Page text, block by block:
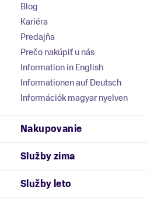
Blog
Kariéra
Predajňa
Prečo nakúpiť u nás
Information in English
Informationen auf Deutsch
Információk magyar nyelven
Nakupovanie
Služby zima
Služby leto